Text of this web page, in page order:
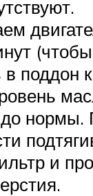
поддон
нормы.
и